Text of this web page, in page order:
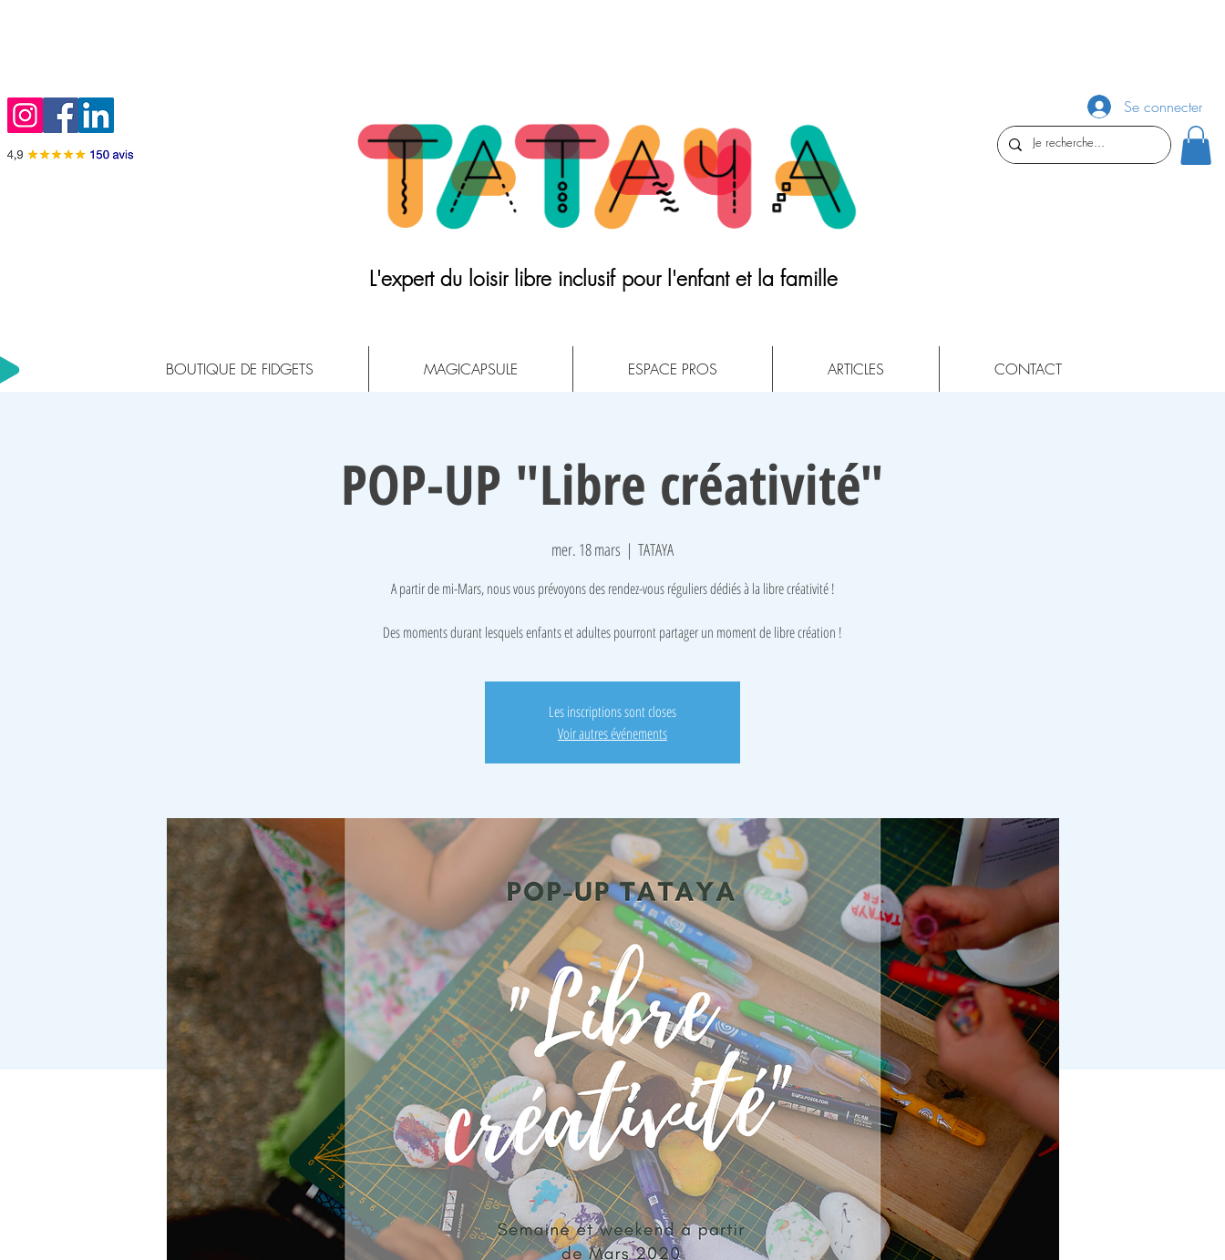
Se connecter
L'expert du loisir libre inclusif pour l'enfant et la famille
BOUTIQUE DE FIDGETS MAGICAPSULE ESPACE PROS ARTICLES CONTACT
POP-UP "Libre créativité"
mer. 18 mars
  |
TATAYA
A partir de mi-Mars, nous vous prévoyons des rendez-vous réguliers dédiés à la libre créativité !
Des moments durant lesquels enfants et adultes pourront partager un moment de libre création !
Les inscriptions sont closes
Voir autres événements